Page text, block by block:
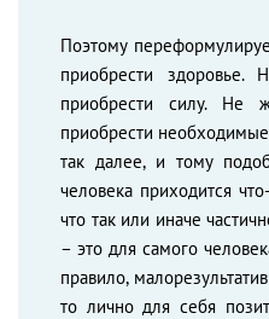
Поэтому
приобрести здоровье.
приобрести силу. Не
приобрести
так далее, и тому
человека приходится
что так или иначе
– это для самого
правило,
то лично для себя